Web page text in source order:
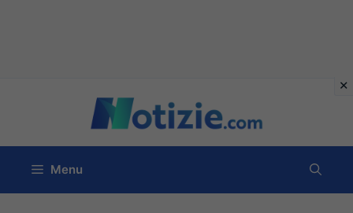
contenuto
Menu